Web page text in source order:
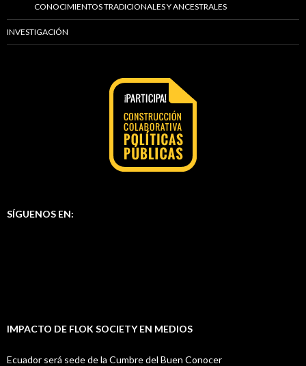
CONOCIMIENTOS TRADICIONALES Y ANCESTRALES
INVESTIGACIÓN
SÍGUENOS EN:
IMPACTO DE FLOK SOCIETY EN MEDIOS
Ecuador será sede de la Cumbre del Buen Conocer